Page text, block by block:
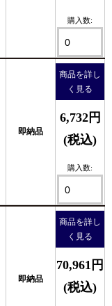
購入数:
即納品
商品を詳し
く見る
6,732円
(税込)
購入数:
即納品
商品を詳し
く見る
70,961円
(税込)